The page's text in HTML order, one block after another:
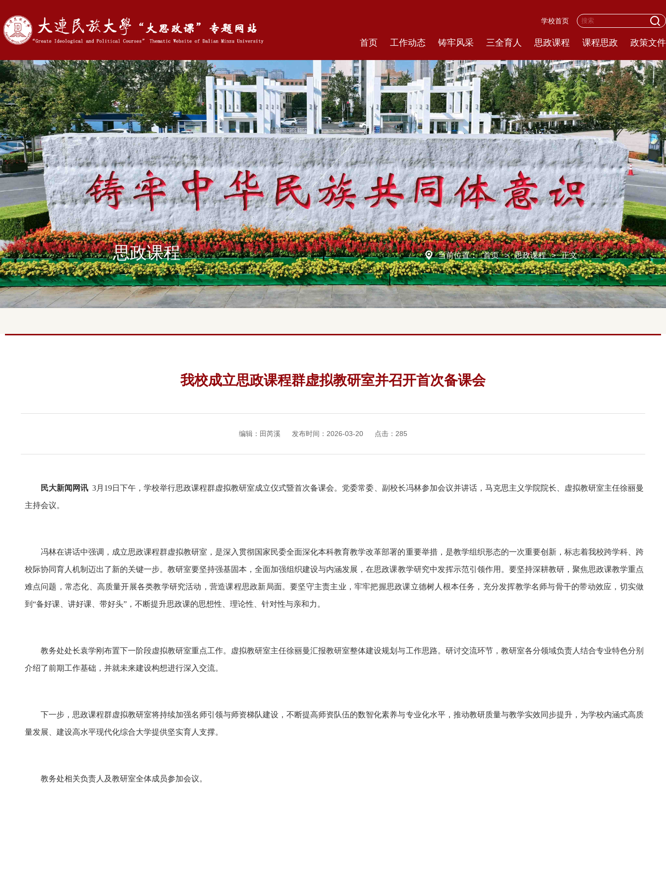
学校首页
首页 工作动态 铸牢风采 三全育人 思政课程 课程思政 政策文件
思政课程 当前位置： 首页 > 思政课程 > 正文
我校成立思政课程群虚拟教研室并召开首次备课会
编辑：田芮溪 发布时间：2026-03-20 点击： 285
民大新闻 网讯 3月19日下午，学校举行思政课程群虚拟教研室成立仪式暨首次备课会。党委常委、副校长冯林参加会议并讲话，马克思主义学院院长、虚拟教研室主任徐丽曼
主持会议。
冯林在讲话中强调，成立思政课程群虚拟教研室，是深入贯彻国家民委全面深化本科教育教学改革部署的重要举措，是教学组织形态的一次重要创新，标志着我校跨学科、跨
校际协同育人机制迈出了新的关键一步。教研室要坚持强基固本，全面加强组织建设与内涵发展，在思政课教学研究中发挥示范引领作用。要坚持深耕教研，聚焦思政课教学重点
难点问题，常态化、高质量开展各类教学研究活动，营造课程思政新局面。要坚守主责主业，牢牢把握思政课立德树人根本任务，充分发挥教学名师与骨干的带动效应，切实做
到“备好课、讲好课、带好头”，不断提升思政课的思想性、理论性、针对性与亲和力。
教务处处长袁学刚布置下一阶段虚拟教研室重点工作。虚拟教研室主任徐丽曼汇报教研室整体建设规划与工作思路。研讨交流环节，教研室各分领域负责人结合专业特色分别
介绍了前期工作基础，并就未来建设构想进行深入交流。
下一步，思政课程群虚拟教研室将持续加强名师引领与师资梯队建设，不断提高师资队伍的数智化素养与专业化水平，推动教研质量与教学实效同步提升，为学校内涵式高质
量发展、建设高水平现代化综合大学提供坚实育人支撑。
教务处相关负责人及教研室全体成员参加会议。